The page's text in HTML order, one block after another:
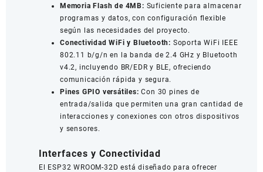
Memoria Flash de 4MB: Suficiente para almacenar
programas y datos, con configuración flexible
según las necesidades del proyecto.
Conectividad WiFi y Bluetooth: Soporta WiFi IEEE
802.11 b/g/n en la banda de 2.4 GHz y Bluetooth
v4.2, incluyendo BR/EDR y BLE, ofreciendo
comunicación rápida y segura.
Pines GPIO versátiles: Con 30 pines de
entrada/salida que permiten una gran cantidad de
interacciones y conexiones con otros dispositivos
y sensores.
Interfaces y Conectividad
El ESP32 WROOM-32D está diseñado para ofrecer